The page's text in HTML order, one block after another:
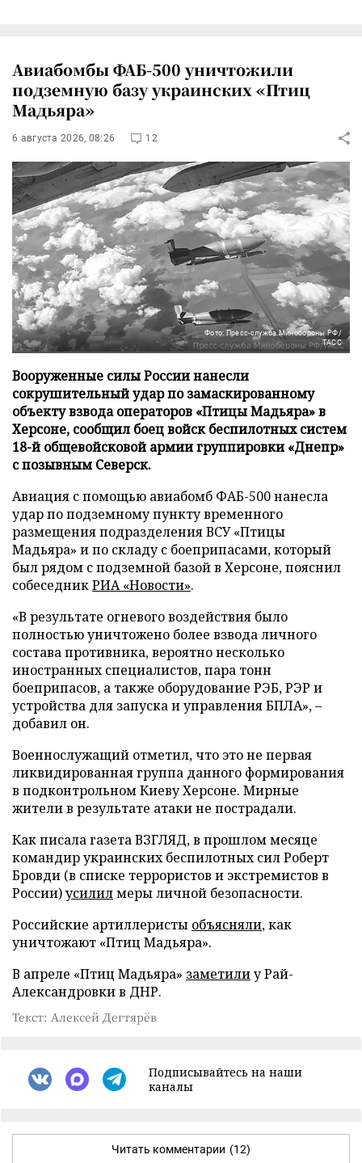
Авиабомбы ФАБ-500 уничтожили
подземную базу украинских «Птиц
Мадьяра»
6 августа 2026, 08:26 12
Фото: Пресс-служба Минобороны РФ/
ТАСС
Вооруженные силы России нанесли
сокрушительный удар по замаскированному
объекту взвода операторов «Птицы Мадьяра» в
Херсоне, сообщил боец войск беспилотных систем
18-й общевойсковой армии группировки «Днепр»
с позывным Северск.
Авиация с помощью авиабомб ФАБ-500 нанесла
удар по подземному пункту временного
размещения подразделения ВСУ «Птицы
Мадьяра» и по складу с боеприпасами, который
был рядом с подземной базой в Херсоне, пояснил
собеседникРИА «Новости».
«В результате огневого воздействия было
полностью уничтожено более взвода личного
состава противника, вероятно несколько
иностранных специалистов, пара тонн
боеприпасов, а также оборудование РЭБ, РЭР и
устройства для запуска и управления БПЛА», –
добавил он.
Военнослужащий отметил, что это не первая
ликвидированная группа данного формирования
в подконтрольном Киеву Херсоне. Мирные
жители в результате атаки не пострадали.
Как писала газета ВЗГЛЯД, в прошлом месяце
командир украинских беспилотных сил Роберт
Бровди (в списке террористов и экстремистов в
России)усилилмеры личной безопасности.
Российские артиллеристы объясняли, как
уничтожают «Птиц Мадьяра».
В апреле «Птиц Мадьяра» заметилиу Рай-
Александровки в ДНР.
Текст: Алексей Дегтярёв
Подписывайтесь на наши
каналы
Читать комментарии (12)